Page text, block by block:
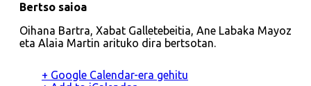
Bertso saioa
Oihana Bartra, Xabat Galletebeitia, Ane Labaka Mayoz
eta Alaia Martin arituko dira bertsotan.
+ Google Calendar-era gehitu